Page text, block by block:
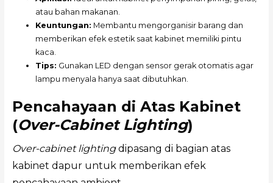
atau bahan makanan.
Keuntungan: Membantu mengorganisir barang dan
memberikan efek estetik saat kabinet memiliki pintu
kaca.
Tips: Gunakan LED dengan sensor gerak otomatis agar
lampu menyala hanya saat dibutuhkan.
Pencahayaan di Atas Kabinet
(Over-Cabinet Lighting)
Over-cabinet lightingdipasang di bagian atas
kabinet dapur untuk memberikan efek